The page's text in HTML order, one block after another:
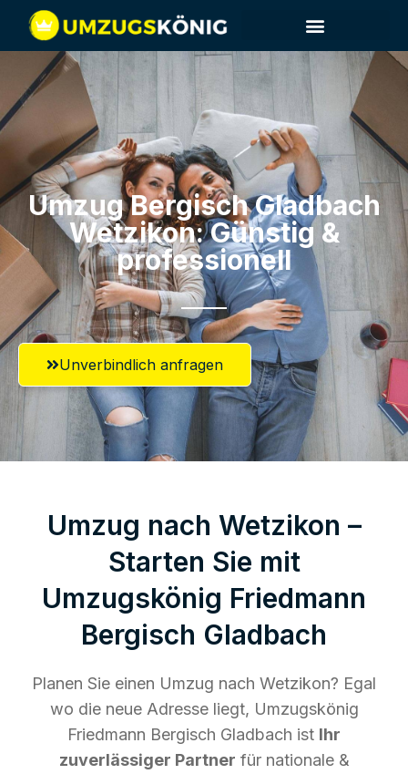
Umzug Bergisch Gladbach​
Wetzikon: Günstig &
professionell​
Unverbindlich anfragen
Umzug nach Wetzikon –
Starten Sie mit
Umzugskönig Friedmann
Bergisch Gladbach
Planen Sie einen Umzug nach Wetzikon? Egal
wo die neue Adresse liegt, Umzugskönig
Friedmann Bergisch Gladbach ist Ihr
zuverlässiger Partner für nationale &